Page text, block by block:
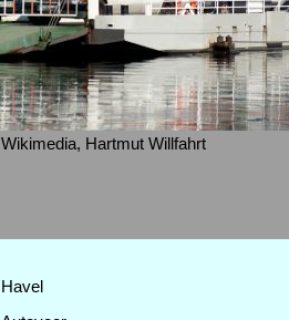
Wikimedia, Hartmut Willfahrt
Havel